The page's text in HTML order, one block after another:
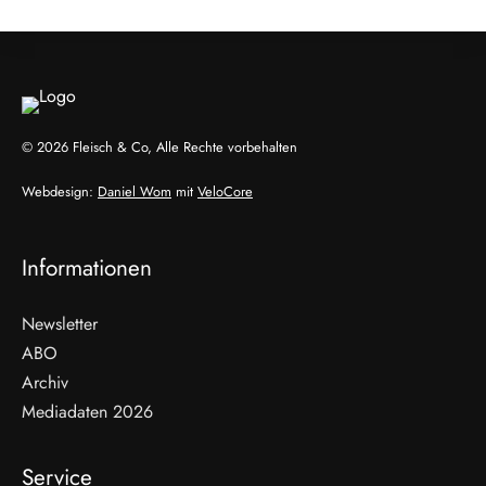
© 2026 Fleisch & Co, Alle Rechte vorbehalten
Webdesign: Daniel Wom mit VeloCore
Informationen
Newsletter
ABO
Archiv
Mediadaten 2026
Service